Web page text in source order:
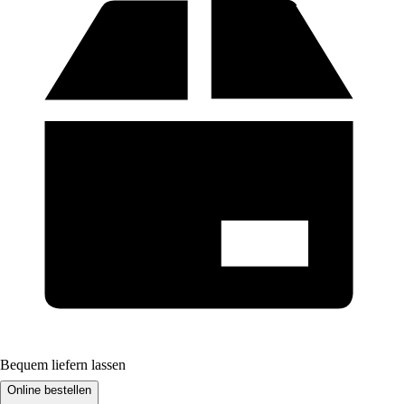
Bequem liefern lassen
Online bestellen